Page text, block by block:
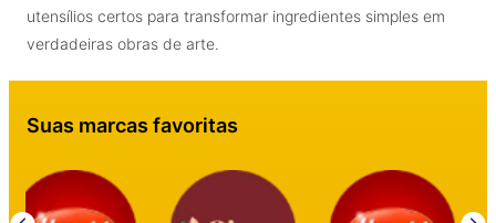
utensílios certos para transformar ingredientes simples em
verdadeiras obras de arte.
Suas marcas favoritas